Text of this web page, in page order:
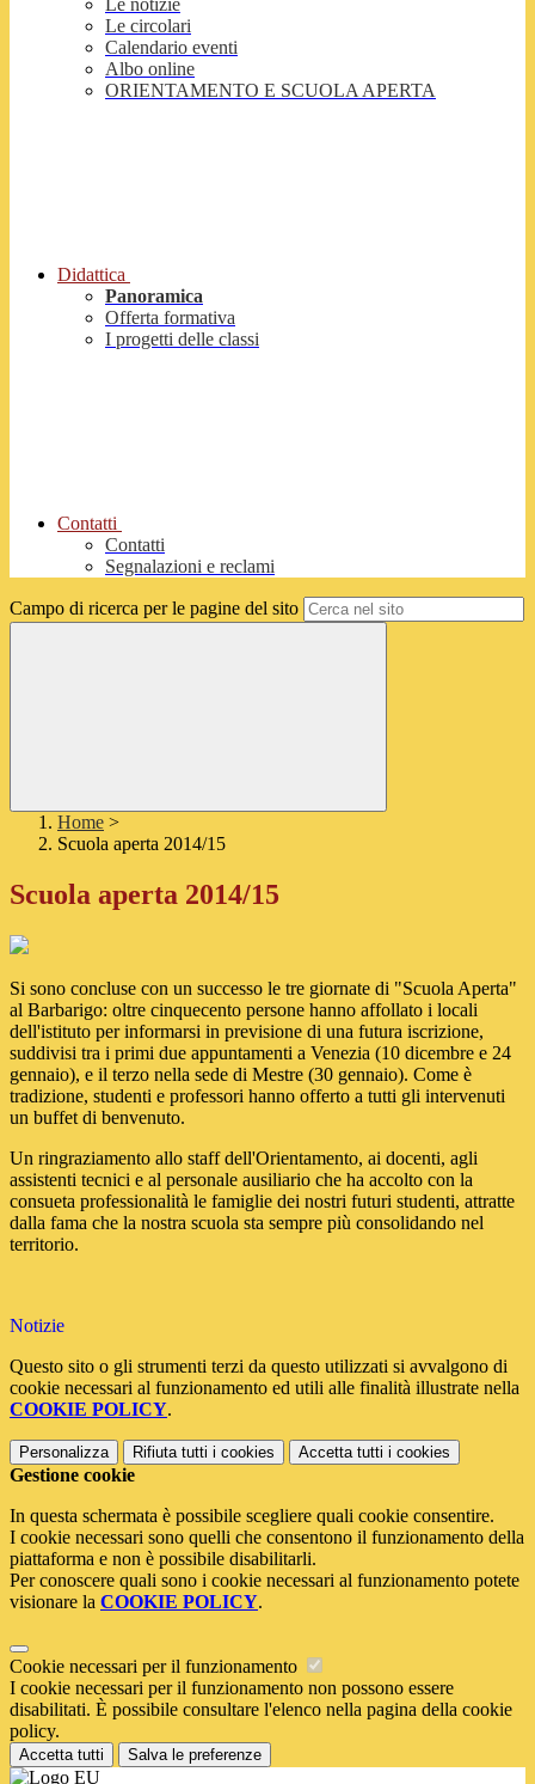
Le notizie
Le circolari
Calendario eventi
Albo online
ORIENTAMENTO E SCUOLA APERTA
Didattica
Panoramica
Offerta formativa
I progetti delle classi
Contatti
Contatti
Segnalazioni e reclami
Campo di ricerca per le pagine del sito
Home >
Scuola aperta 2014/15
Scuola aperta 2014/15
Si sono concluse con un successo le tre giornate di "Scuola Aperta"
al Barbarigo: oltre cinquecento persone hanno affollato i locali
dell'istituto per informarsi in previsione di una futura iscrizione,
suddivisi tra i primi due appuntamenti a Venezia (10 dicembre e 24
gennaio), e il terzo nella sede di Mestre (30 gennaio). Come è
tradizione, studenti e professori hanno offerto a tutti gli intervenuti
un buffet di benvenuto.
Un ringraziamento allo staff dell'Orientamento, ai docenti, agli
assistenti tecnici e al personale ausiliario che ha accolto con la
consueta professionalità le famiglie dei nostri futuri studenti, attratte
dalla fama che la nostra scuola sta sempre più consolidando nel
territorio.
Notizie
Questo sito o gli strumenti terzi da questo utilizzati si avvalgono di
cookie necessari al funzionamento ed utili alle finalità illustrate nella
COOKIE POLICY.
Personalizza Rifiuta tutti i cookies Accetta tutti i cookies
Gestione cookie
In questa schermata è possibile scegliere quali cookie consentire.
I cookie necessari sono quelli che consentono il funzionamento della
piattaforma e non è possibile disabilitarli.
Per conoscere quali sono i cookie necessari al funzionamento potete
visionare la COOKIE POLICY.
Cookie necessari per il funzionamento
I cookie necessari per il funzionamento non possono essere
disabilitati. È possibile consultare l'elenco nella pagina della cookie
policy.
Accetta tutti Salva le preferenze